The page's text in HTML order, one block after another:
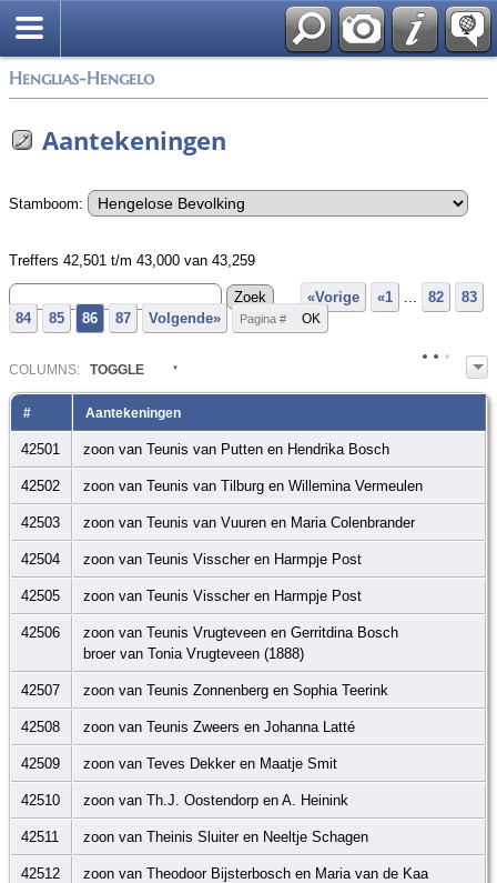
Henglias-Hengelo
Aantekeningen
Stamboom:
Treffers 42,501 t/m 43,000 van 43,259
«Vorige «1 ... 82
83
84
85 86 87 Volgende»
COLUMN S: TOGGLE
# Aantekeningen
42501 zoon van Teunis van Putten en Hendrika Bosch
42502 zoon van Teunis van Tilburg en Willemina Vermeulen
42503 zoon van Teunis van Vuuren en Maria Colenbrander
42504 zoon van Teunis Visscher en Harmpje Post
42505 zoon van Teunis Visscher en Harmpje Post
42506
zoon van Teunis Vrugteveen en Gerritdina Bosch
broer van Tonia Vrugteveen (1888)
42507 zoon van Teunis Zonnenberg en Sophia Teerink
42508 zoon van Teunis Zweers en Johanna Latté
42509 zoon van Teves Dekker en Maatje Smit
42510 zoon van Th.J. Oostendorp en A. Heinink
42511 zoon van Theinis Sluiter en Neeltje Schagen
42512 zoon van Theodoor Bijsterbosch en Maria van de Kaa